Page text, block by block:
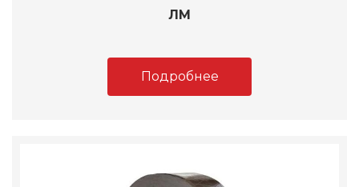
ЛМ
Подробнее